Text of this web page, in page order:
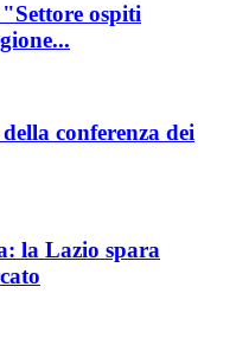
ospiti
conferenza dei
la Lazio spara